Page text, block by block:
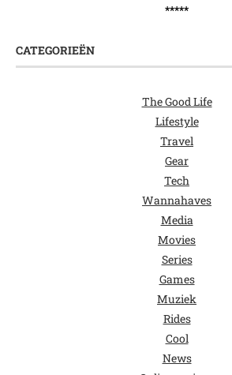
*****
CATEGORIEËN
The Good Life
Lifestyle
Travel
Gear
Tech
Wannahaves
Media
Movies
Series
Games
Muziek
Rides
Cool
News